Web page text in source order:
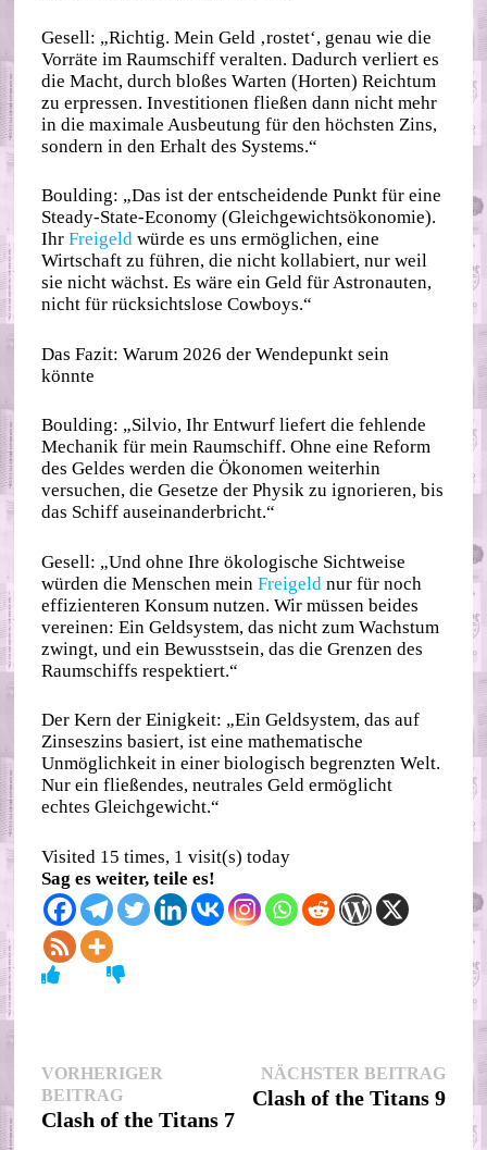
Gesell: „Richtig. Mein Geld ‚rostet‘, genau wie die
Vorräte im Raumschiff veralten. Dadurch verliert es
die Macht, durch bloßes Warten (Horten) Reichtum
zu erpressen. Investitionen fließen dann nicht mehr
in die maximale Ausbeutung für den höchsten Zins,
sondern in den Erhalt des Systems.“
Boulding: „Das ist der entscheidende Punkt für eine
Steady-State-Economy (Gleichgewichtsökonomie).
IhrFreigeld würde es uns ermöglichen, eine
Wirtschaft zu führen, die nicht kollabiert, nur weil
sie nicht wächst. Es wäre ein Geld für Astronauten,
nicht für rücksichtslose Cowboys.“
Das Fazit: Warum 2026 der Wendepunkt sein
könnte
Boulding: „Silvio, Ihr Entwurf liefert die fehlende
Mechanik für mein Raumschiff. Ohne eine Reform
des Geldes werden die Ökonomen weiterhin
versuchen, die Gesetze der Physik zu ignorieren, bis
das Schiff auseinanderbricht.“
Gesell: „Und ohne Ihre ökologische Sichtweise
würden die Menschen meinFreigeld nur für noch
effizienteren Konsum nutzen. Wir müssen beides
vereinen: Ein Geldsystem, das nicht zum Wachstum
zwingt, und ein Bewusstsein, das die Grenzen des
Raumschiffs respektiert.“
Der Kern der Einigkeit: „Ein Geldsystem, das auf
Zinseszins basiert, ist eine mathematische
Unmöglichkeit in einer biologisch begrenzten Welt.
Nur ein fließendes, neutrales Geld ermöglicht
echtes Gleichgewicht.“
Visited 15 times, 1 visit(s) today
Sag es weiter, teile es!
Beitragsnavigation
VORHERIGER
BEITRAGVorheriger
Beitrag:
Clash of the Titans 7
NÄCHSTER BEITRAG
Clash of the Titans 9